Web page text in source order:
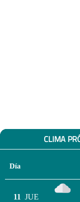
CLIMA
Día
11 JUE